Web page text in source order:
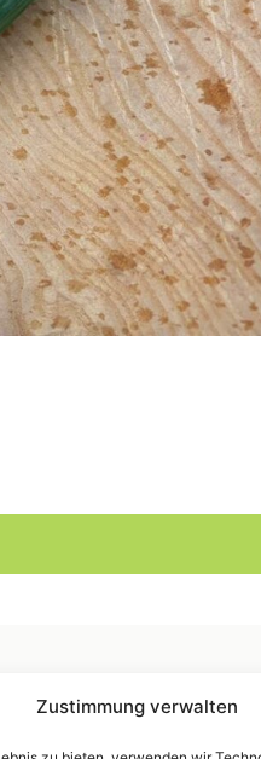
Zustimmung verwalten